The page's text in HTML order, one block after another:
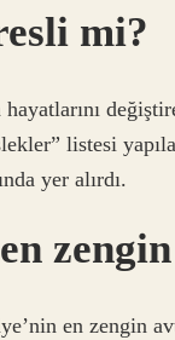
mi?
listesi
yer alırdı.
en zengin